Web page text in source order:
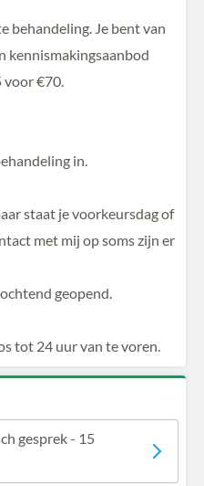
behandeling. Je bent van
kennismakingsaanbod
voor €70.
in.
staat je voorkeursdag of
met mij op soms zijn er
geopend.
tot 24 uur van te voren.
gesprek- 15